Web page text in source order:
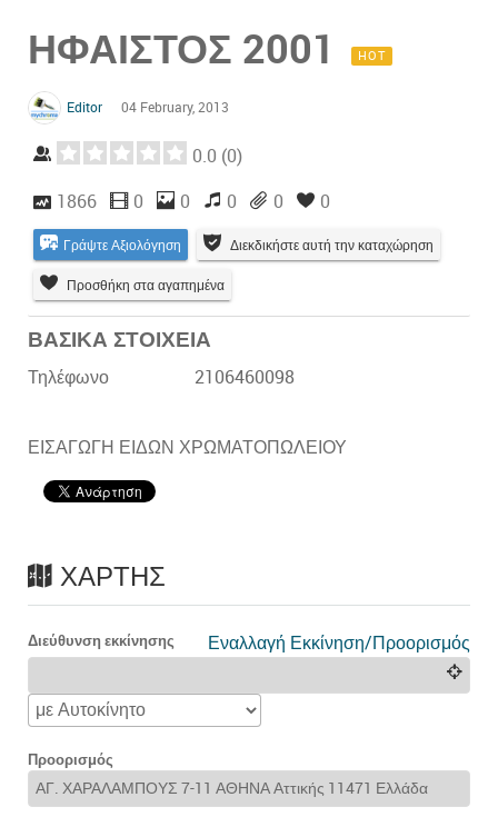
ΗΦΑΙΣΤΟΣ 2001 HOT
Editor 04 February, 2013
0.0 (0)
1866 0 0 0 0 0
Γράψτε Αξιολόγηση Διεκδικήστε αυτή την καταχώρηση
Προσθήκη στα αγαπημένα
ΒΑΣΙΚΑ ΣΤΟΙΧΕΙΑ
Τηλέφωνο 2106460098
ΕΙΣΑΓΩΓΗ ΕΙΔΩΝ ΧΡΩΜΑΤΟΠΩΛΕΙΟΥ
ΧΆΡΤΗΣ
Εναλλαγή Εκκίνηση/Προορισμός
Διεύθυνση εκκίνησης
Προορισμός